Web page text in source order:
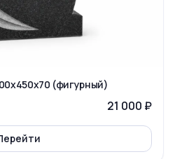
(фигурный)
21 000 ₽